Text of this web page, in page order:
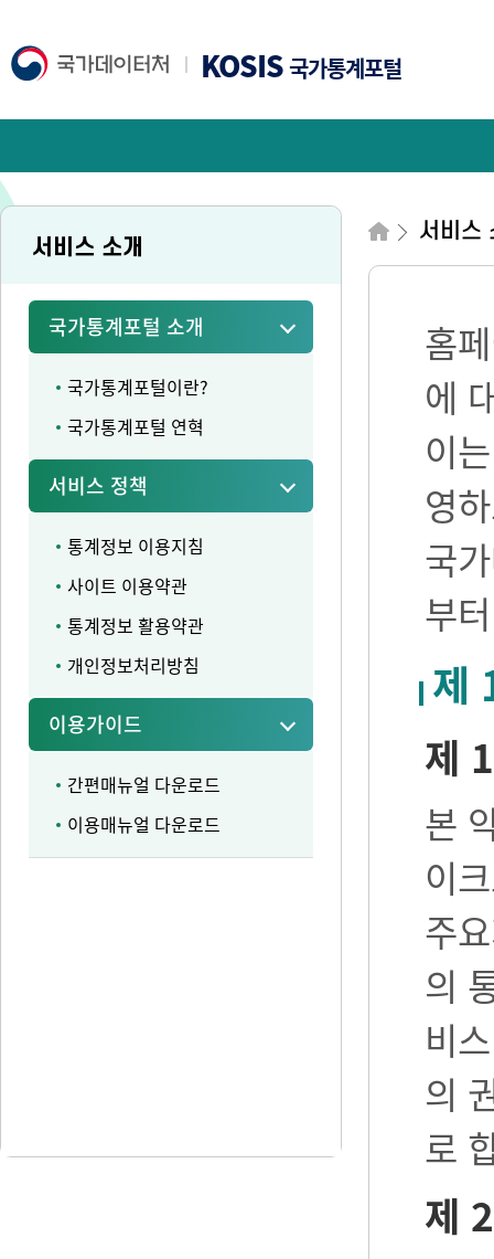
KOSIS국가통계포털
서비스 소개
국가통계포털 소개
국가통계포털이란?
국가통계포털 연혁
서비스 정책
통계정보 이용지침
사이트 이용약관
통계정보 활용약관
개인정보처리방침
이용가이드
간편매뉴얼 다운로드
이용매뉴얼 다운로드
서비스
홈
에
이
영
국
부
제
제
본
이
주
의
비
의
로
제